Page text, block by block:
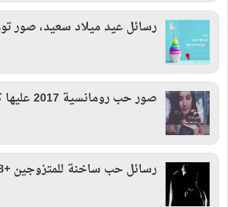
رسائل عيد ميلاد سعيد، صور
صور حب رومانسية 2017 عليها كلام حب
رسائل حب ساخنة للمتزوجين +18